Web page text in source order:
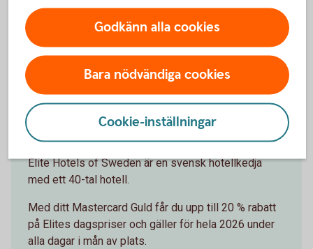
Upp till 20 % på Elite Hotels of
Sweden
Elite Hotels of Sweden är en svensk hotellkedja
med ett 40-tal hotell.
Med ditt Mastercard Guld får du upp till 20 % rabatt
på Elites dagspriser och gäller för hela 2026 under
alla dagar i mån av plats.
Godkänn alla cookies
Bara nödvändiga cookies
Cookie-inställningar